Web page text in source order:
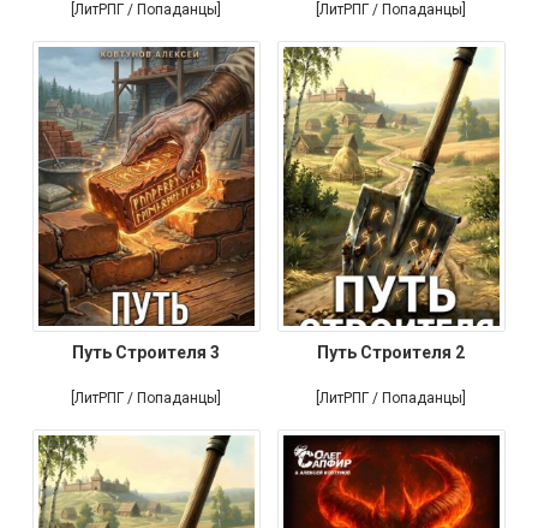
[ЛитРПГ / Попаданцы] [ЛитРПГ / Попаданцы]
Путь Строителя 3
[ЛитРПГ / Попаданцы]
Путь Строителя 2
[ЛитРПГ / Попаданцы]